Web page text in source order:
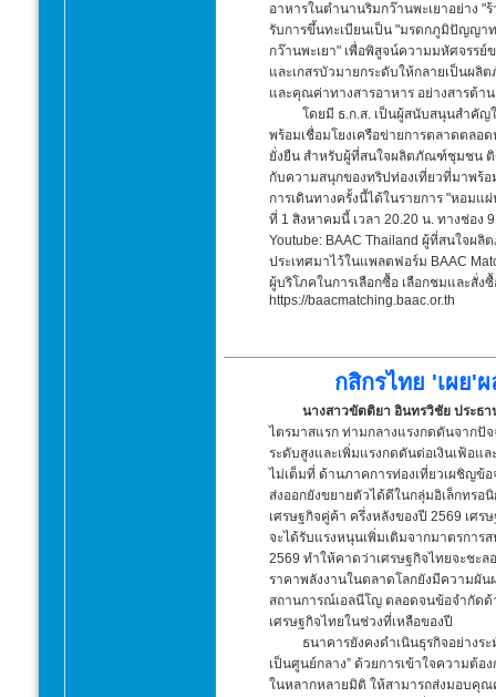
อาหารในตำนานริมกว๊านพะเยาอย่าง
รับการขึ้นทะเบียนเป็น "มรดกภูมิปัญญา
กว๊านพะเยา" เพื่อพิสูจน์ความมหัศจรร
และเกสรบัวมายกระดับให้กลายเป็นผ
และคุณค่าทางสารอาหาร อย่างสารต้า
โดยมี ธ.ก.ส. เป็นผู้สนับสนุนสำคัญ
พร้อมเชื่อมโยงเครือข่ายการตลาดตลอ
ยั่งยืน สำหรับผู้ที่สนใจผลิตภัณฑ์ชุมชน ติ
กับความสนุกของทริปท่องเที่ยวที่มาพร้
การเดินทางครั้งนี้ได้ในรายการ "หอมแ
ที่ 1 สิงหาคมนี้ เวลา 20.20 น. ทางช่อง
Youtube: BAAC Thailand ผู้ที่สนใจผ
ประเทศมาไว้ในแพลตฟอร์ม BAAC
ผู้บริโภคในการเลือกซื้อ เลือกชมและสั่
https://baacmatching.baac.or.th
กสิกรไทย 'เผย'
นางสาวขัตติยา อินทรวิชัย ประธา
ไตรมาสแรก ท่ามกลางแรงกดดันจากปั
ระดับสูงและเพิ่มแรงกดดันต่อเงินเฟ้อแ
ไม่เต็มที่ ด้านภาคการท่องเที่ยวเผชิญข้
ส่งออกยังขยายตัวได้ดีในกลุ่มอิเล็กทร
เศรษฐกิจคู่ค้า ครึ่งหลังของปี 2569 เศ
จะได้รับแรงหนุนเพิ่มเติมจากมาตรการ
2569 ทำให้คาดว่าเศรษฐกิจไทยจะชะ
ราคาพลังงานในตลาดโลกยังมีความผั
สถานการณ์เอลนีโญ ตลอดจนข้อจำกัดด้
เศรษฐกิจไทยในช่วงที่เหลือของปี
ธนาคารยังคงดำเนินธุรกิจอย่างร
เป็นศูนย์กลาง” ด้วยการเข้าใจความต้
ในหลากหลายมิติ ให้สามารถส่งมอบคุ